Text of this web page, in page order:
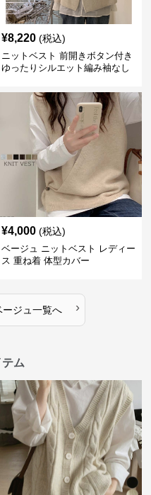
¥8,220 (税込)
ニットベスト 前開きボタン付き
ゆったりシルエット編み袖なし
¥4,000 (税込)
ベージュ ニットベスト レディー
ス 重ね着 体型カバー
ージュ 一覧へ ›
ム